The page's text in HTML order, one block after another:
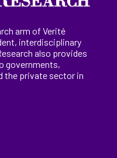
arm of Verité
interdisciplinary
also provides
governments,
the private sector in